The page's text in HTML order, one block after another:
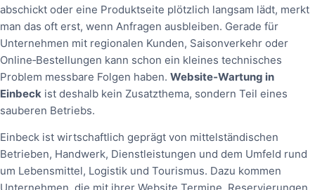
abschickt oder eine Produktseite plötzlich langsam lädt, merkt
man das oft erst, wenn Anfragen ausbleiben. Gerade für
Unternehmen mit regionalen Kunden, Saisonverkehr oder
Online‑Bestellungen kann schon ein kleines technisches
Problem messbare Folgen haben. Website‑Wartung in
Einbeck ist deshalb kein Zusatzthema, sondern Teil eines
sauberen Betriebs.
Einbeck ist wirtschaftlich geprägt von mittelständischen
Betrieben, Handwerk, Dienstleistungen und dem Umfeld rund
um Lebensmittel, Logistik und Tourismus. Dazu kommen